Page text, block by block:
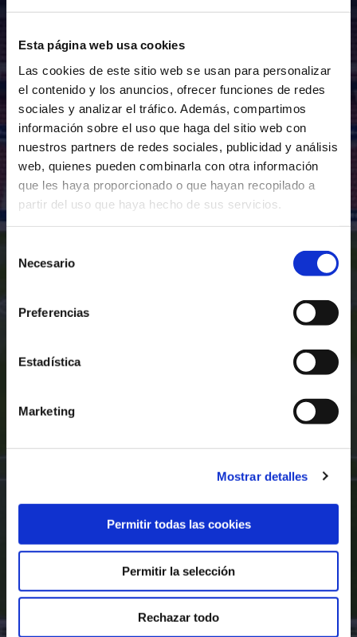
Esta página web usa cookies
Las cookies de este sitio web se usan para personalizar
el contenido y los anuncios, ofrecer funciones de redes
sociales y analizar el tráfico. Además, compartimos
información sobre el uso que haga del sitio web con
nuestros partners de redes sociales, publicidad y análisis
web, quienes pueden combinarla con otra información
que les haya proporcionado o que hayan recopilado a
partir del uso que haya hecho de sus servicios.
Necesario
Preferencias
Estadística
Marketing
Mostrar detalles
Permitir todas las cookies
Permitir la selección
Rechazar todo
BERROA,S/N, 31192, NAVARRA